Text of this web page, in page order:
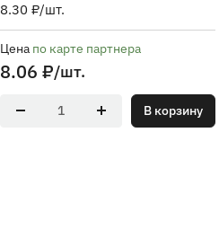
8.30 ₽/шт.
Цена по карте партнера
8.06 ₽/шт.
В корзину